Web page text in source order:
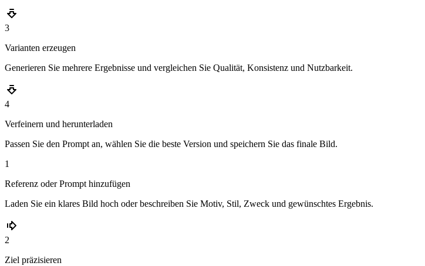
3
Varianten erzeugen
Generieren Sie mehrere Ergebnisse und vergleichen Sie Qualität, Konsistenz und Nutzbarkeit.
4
Verfeinern und herunterladen
Passen Sie den Prompt an, wählen Sie die beste Version und speichern Sie das finale Bild.
1
Referenz oder Prompt hinzufügen
Laden Sie ein klares Bild hoch oder beschreiben Sie Motiv, Stil, Zweck und gewünschtes Ergebnis.
2
Ziel präzisieren